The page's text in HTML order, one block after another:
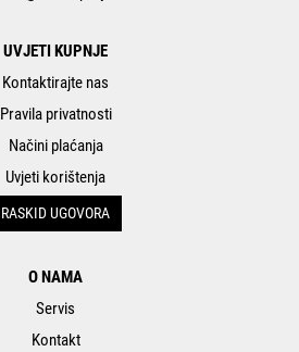
UVJETI KUPNJE
Kontaktirajte nas
Pravila privatnosti
Načini plaćanja
Uvjeti korištenja
RASKID UGOVORA
O NAMA
Servis
Kontakt